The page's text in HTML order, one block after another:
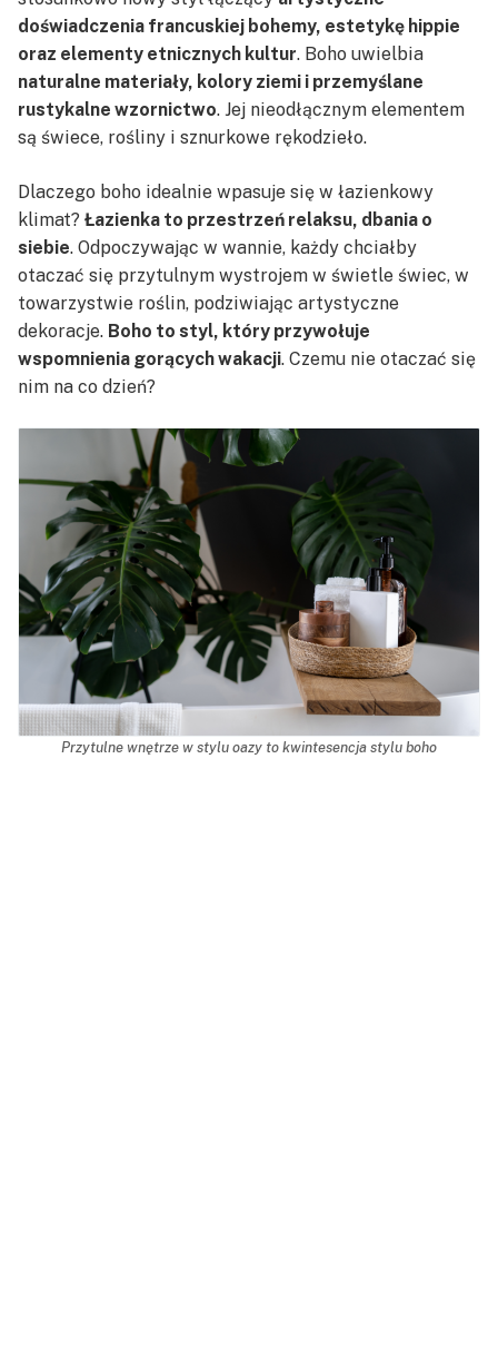
doświadczenia francuskiej bohemy, estetykę hippie
oraz elementy etnicznych kultur. Boho uwielbia
naturalne materiały, kolory ziemi i przemyślane
rustykalne wzornictwo. Jej nieodłącznym elementem
są świece, rośliny i sznurkowe rękodzieło.
Dlaczego boho idealnie wpasuje się w łazienkowy
klimat? Łazienka to przestrzeń relaksu, dbania o
siebie. Odpoczywając w wannie, każdy chciałby
otaczać się przytulnym wystrojem w świetle świec, w
towarzystwie roślin, podziwiając artystyczne
dekoracje. Boho to styl, który przywołuje
wspomnienia gorących wakacji. Czemu nie otaczać się
nim na co dzień?
Przytulne wnętrze w stylu oazy to kwintesencja stylu boho